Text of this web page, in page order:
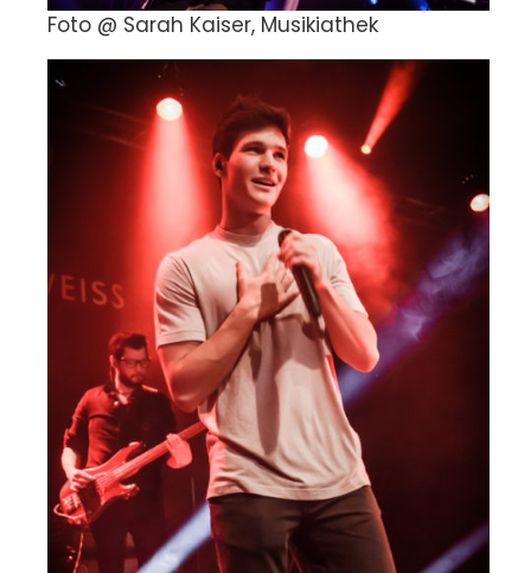
Foto @ Sarah Kaiser, Musikiathek